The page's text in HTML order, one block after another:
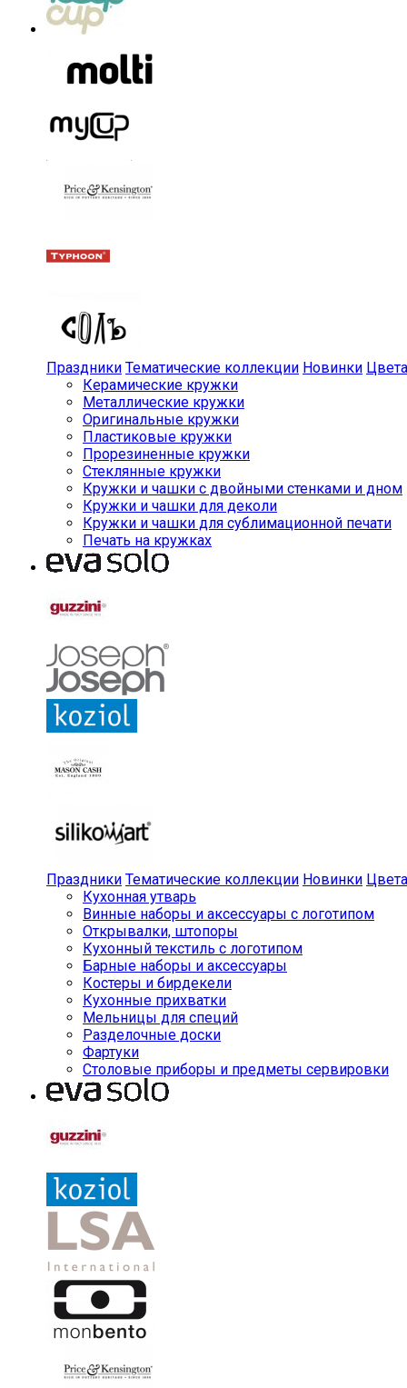
Праздники Тематические коллекции Новинки Цвета
Керамические кружки
Металлические кружки
Оригинальные кружки
Пластиковые кружки
Прорезиненные кружки
Стеклянные кружки
Кружки и чашки с двойными стенками и дном
Кружки и чашки для деколи
Кружки и чашки для сублимационной печати
Печать на кружках
Праздники Тематические коллекции Новинки Цвета
Кухонная утварь
Винные наборы и аксессуары с логотипом
Открывалки, штопоры
Кухонный текстиль с логотипом
Барные наборы и аксессуары
Костеры и бирдекели
Кухонные прихватки
Мельницы для специй
Разделочные доски
Фартуки
Столовые приборы и предметы сервировки